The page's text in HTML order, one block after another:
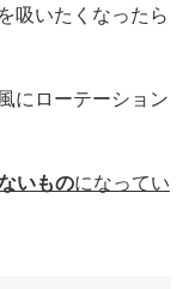
吸いたくなったら
にローテーション
いものになってい